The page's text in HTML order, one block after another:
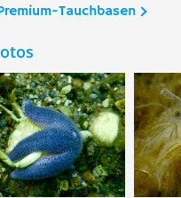
Tauchbasen